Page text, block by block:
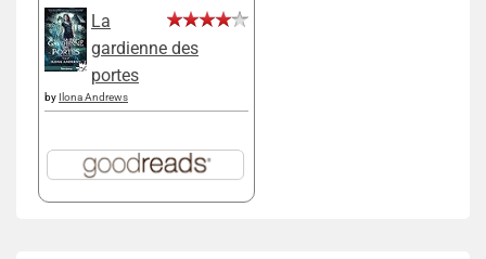
La
gardienne des
portes
by Ilona Andrews